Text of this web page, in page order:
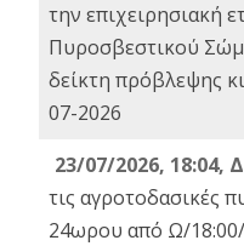
την επιχειρησιακή
Πυροσβεστικού
δείκτη πρόβλεψης
07-2026
23/07/2026, 18:04,
τις αγροτοδασικές
24ωρου από Ω/